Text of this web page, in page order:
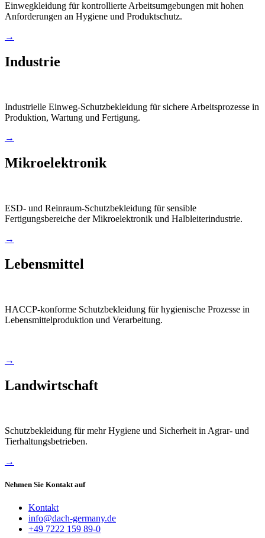
Einwegkleidung für kontrollierte Arbeitsumgebungen mit hohen
Anforderungen an Hygiene und Produktschutz.
→
Industrie
Industrielle Einweg-Schutzbekleidung für sichere Arbeitsprozesse in
Produktion, Wartung und Fertigung.
→
Mikroelektronik
ESD- und Reinraum-Schutzbekleidung für sensible
Fertigungsbereiche der Mikroelektronik und Halbleiterindustrie.
→
Lebensmittel
HACCP-konforme Schutzbekleidung für hygienische Prozesse in
Lebensmittelproduktion und Verarbeitung.
→
Landwirtschaft
Schutzbekleidung für mehr Hygiene und Sicherheit in Agrar- und
Tierhaltungsbetrieben.
→
Nehmen Sie Kontakt auf
Kontakt
info@dach-germany.de
+49 7222 159 89-0